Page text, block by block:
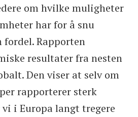
om hvilke muligheter
har for å snu
Rapporten
resultater fra nesten
Den viser at selv om
rapporterer sterk
i Europa langt tregere